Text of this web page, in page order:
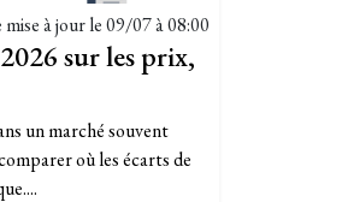
à jour le09/07 à 08:00
sur les prix,
un marché souvent
où les écarts de